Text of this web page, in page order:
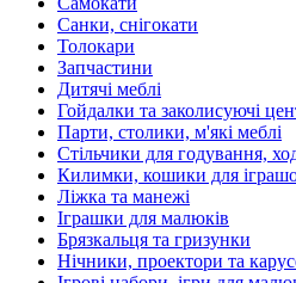
Санки, снігокати
Толокари
Запчастини
Дитячі меблі
Гойдалки та заколисуючі
Парти, столики, м'які меблі
Стільчики для годування,
Килимки, кошики для
Ліжка та манежі
Іграшки для малюків
Брязкальця та гризунки
Нічники, проектори та